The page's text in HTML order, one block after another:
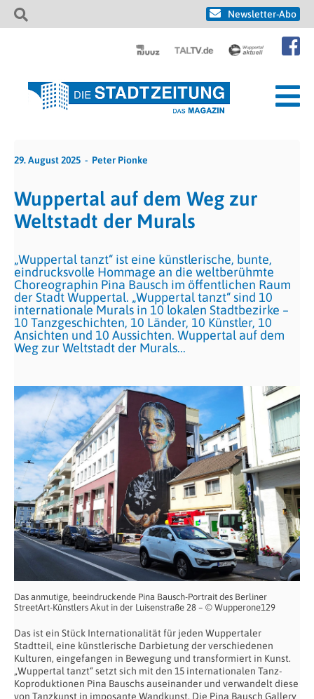
Newsletter-Abo
29. August 2025 Peter Pionke
Wuppertal auf dem Weg zur
Weltstadt der Murals
„Wuppertal tanzt“ ist eine künstlerische, bunte,
eindrucksvolle Hommage an die weltberühmte
Choreographin Pina Bausch im öffentlichen Raum
der Stadt Wuppertal. „Wuppertal tanzt“ sind 10
internationale Murals in 10 lokalen Stadtbezirke –
10 Tanzgeschichten, 10 Länder, 10 Künstler, 10
Ansichten und 10 Aussichten. Wuppertal auf dem
Weg zur Weltstadt der Murals...
Das anmutige, beeindruckende Pina Bausch-Portrait des Berliner
StreetArt-Künstlers Akut in der Luisenstraße 28 – © Wupperone129
Das ist ein Stück Internationalität für jeden Wuppertaler
Stadtteil, eine künstlerische Darbietung der verschiedenen
Kulturen, eingefangen in Bewegung und transformiert in Kunst.
„Wuppertal tanzt“ setzt sich mit den 15 internationalen Tanz-
Koproduktionen Pina Bauschs auseinander und verwandelt diese
von Tanzkunst in imposante Wandkunst. Die Pina Bausch Gallery